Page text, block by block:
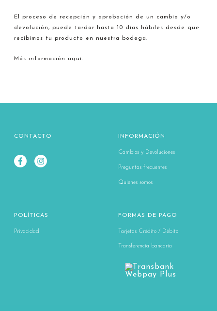
El proceso de recepción y aprobación de un cambio y/o
devolución, puede tardar hasta 10 días hábiles desde que
recibimos tu producto en nuestra bodega.
Más información aquí.
CONTACTO INFORMACIÓN
Cambios y Devoluciones
Preguntas frecuentes
Quienes somos
POLÍTICAS
Privacidad
FORMAS DE PAGO
Tarjetas Crédito / Débito
Transferencia bancaria